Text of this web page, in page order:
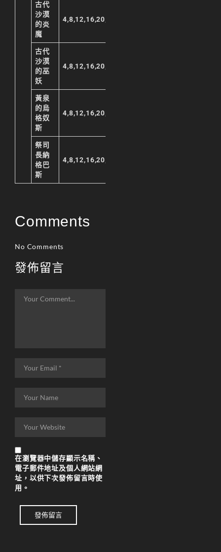
古代
沙漠
的炎
魔
4,8,12,16,20,23
古代
沙漠
的巫
妖
4,8,12,16,20,23
黃泉
的烏
格奴
斯
4,8,12,16,20,23
祭司
長納
格巴
斯
4,8,12,16,20,23
Comments
No Comments
發佈留言
在瀏覽器中儲存顯示名稱、
電子郵件地址及個人網站網
址，以供下次發佈留言時使
用。
發佈留言